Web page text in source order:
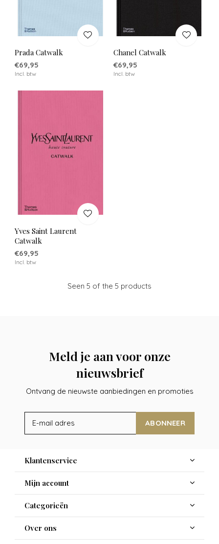
Prada Catwalk
€69,95
Incl. btw
Chanel Catwalk
€69,95
Incl. btw
Yves Saint Laurent
Catwalk
€69,95
Incl. btw
Seen 5 of the 5 products
Meld je aan voor onze
nieuwsbrief
Ontvang de nieuwste aanbiedingen en promoties
ABONNEER
Klantenservice
Mijn account
Categorieën
Over ons